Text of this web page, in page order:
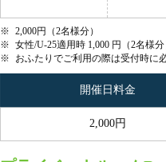
※ 2,000円（2名様分）
※ 女性/U-25適用時 1,000 円（2名様
※
おふたりでご利用の際は受付時に
開催日料金
2,000円